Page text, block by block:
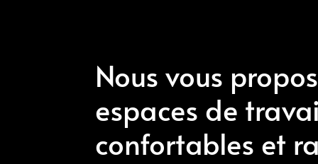
Nous vous
espaces de
confortables et